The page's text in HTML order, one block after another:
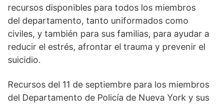
recursos disponibles para todos los miembros
del departamento, tanto uniformados como
civiles, y también para sus familias, para ayudar a
reducir el estrés, afrontar el trauma y prevenir el
suicidio.
Recursos del 11 de septiembre para los miembros
del Departamento de Policía de Nueva York y sus